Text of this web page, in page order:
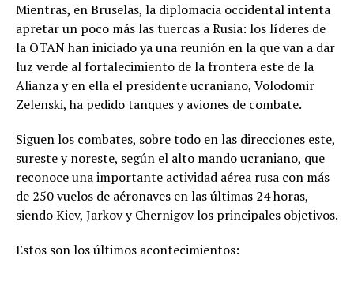
Mientras, en Bruselas, la diplomacia occidental intenta
apretar un poco más las tuercas a Rusia: los líderes de
la OTAN han iniciado ya una reunión en la que van a dar
luz verde al fortalecimiento de la frontera este de la
Alianza y en ella el presidente ucraniano, Volodomir
Zelenski, ha pedido tanques y aviones de combate.
Siguen los combates, sobre todo en las direcciones este,
sureste y noreste, según el alto mando ucraniano, que
reconoce una importante actividad aérea rusa con más
de 250 vuelos de aéronaves en las últimas 24 horas,
siendo Kiev, Jarkov y Chernigov los principales objetivos.
Estos son los últimos acontecimientos: